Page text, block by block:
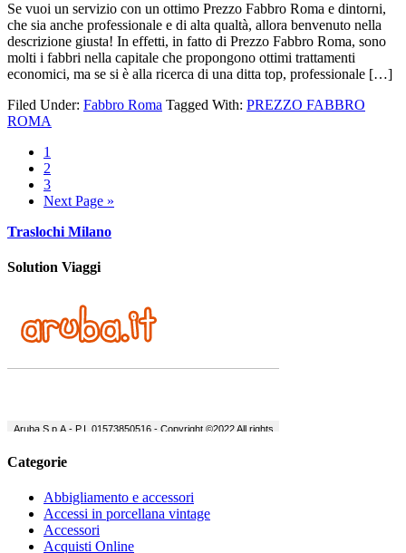
Se vuoi un servizio con un ottimo Prezzo Fabbro Roma e dintorni,
che sia anche professionale e di alta qualtà, allora benvenuto nella
descrizione giusta! In effetti, in fatto di Prezzo Fabbro Roma, sono
molti i fabbri nella capitale che propongono ottimi trattamenti
economici, ma se si è alla ricerca di una ditta top, professionale […]
Filed Under: Fabbro Roma Tagged With: PREZZO FABBRO
ROMA
1
2
3
Next Page »
Traslochi Milano
Solution Viaggi
Categorie
Abbigliamento e accessori
Accessi in porcellana vintage
Accessori
Acquisti Online